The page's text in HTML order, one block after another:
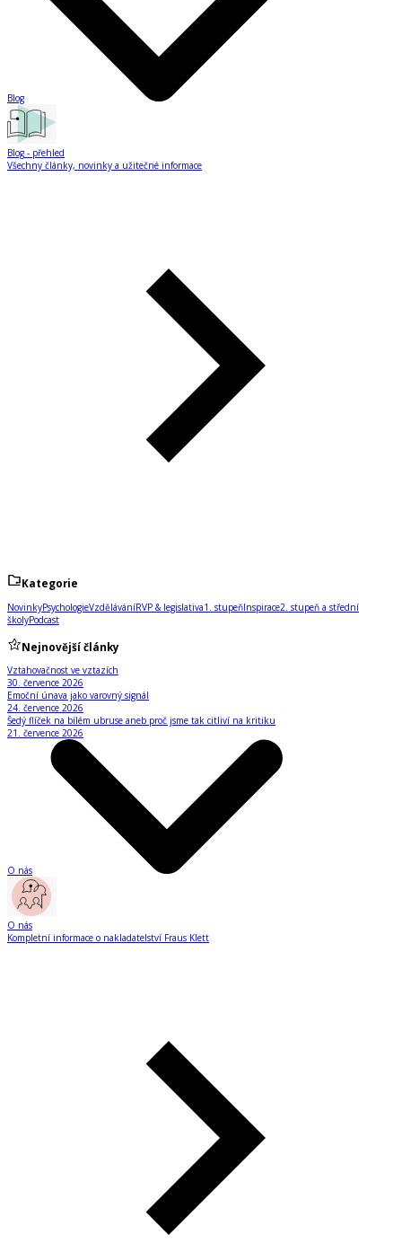
Blog
Blog - přehled
Všechny články, novinky a užitečné informace
Kategorie
NovinkyPsychologieVzděláváníRVP & legislativa1. stupeňInspirace2. stupeň a střední
školyPodcast
Nejnovější články
Vztahovačnost ve vztazích
30. července 2026
Emoční únava jako varovný signál
24. července 2026
Šedý flíček na bílém ubruse aneb proč jsme tak citliví na kritiku
21. července 2026
O nás
O nás
Kompletní informace o nakladatelství Fraus Klett